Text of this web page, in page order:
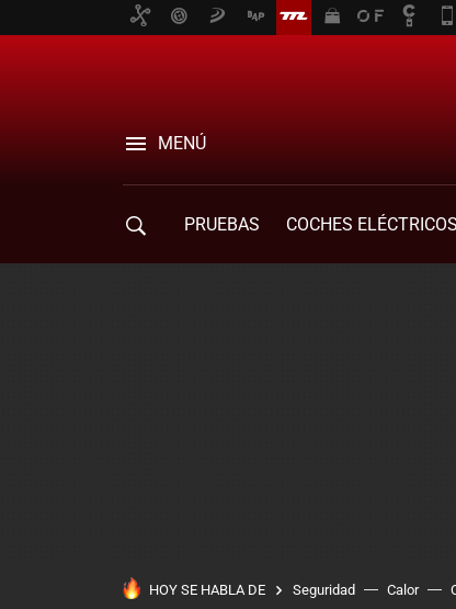
MENÚ
PRUEBAS COCHES ELÉCTRICOS
HOY SE HABLA DE Seguridad Calor